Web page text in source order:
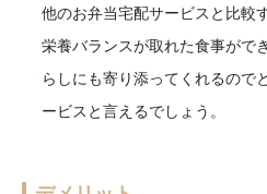
他のお弁当宅配サービスと比較
栄養バランスが取れた食事がで
らしにも寄り添ってくれるので
ービスと言えるでしょう。